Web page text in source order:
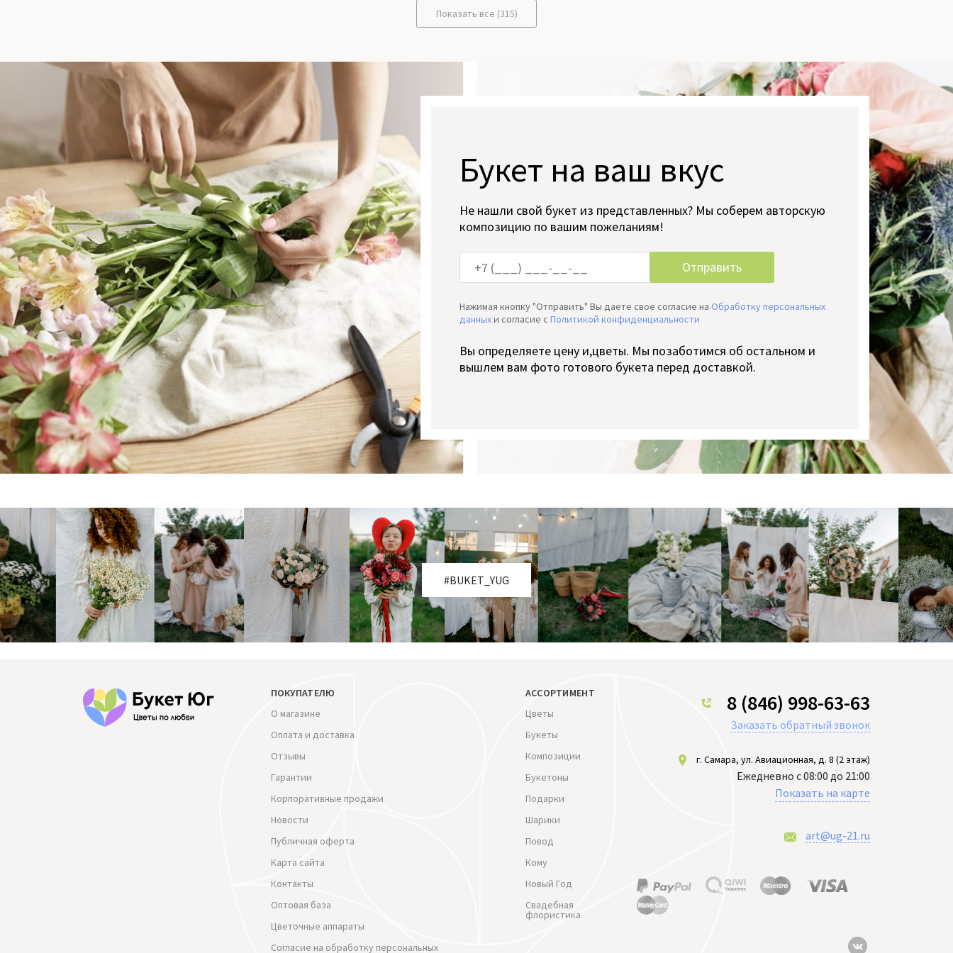
Показать все (315)
Букет на ваш вкус
Не нашли свой букет из представленных? Мы соберем авторскую
композицию по вашим пожеланиям!
Нажимая кнопку "Отправить" Вы даете свое согласие на Обработку персональных
данныхи согласие cПолитикой конфиденциальности
Вы определяете цену и,цветы. Мы позаботимся об остальном и
вышлем вам фото готового букета перед доставкой.
#BUKET_YUG
ПОКУПАТЕЛЮ
О магазине
Оплата и доставка
Отзывы
Гарантии
Корпоративные продажи
Новости
Публичная оферта
Карта сайта
Контакты
Оптовая база
Цветочные аппараты
Согласие на обработку персональных
АССОРТИМЕНТ
Цветы
Букеты
Композиции
Букетоны
Подарки
Шарики
Повод
Кому
Новый Год
Свадебная
флористика
8 (846) 998-63-63
Заказать обратный звонок
г. Самара, ул. Авиационная, д. 8 (2 этаж)
Ежедневно с 08:00 до 21:00
Показать на карте
art@ug-21.ru